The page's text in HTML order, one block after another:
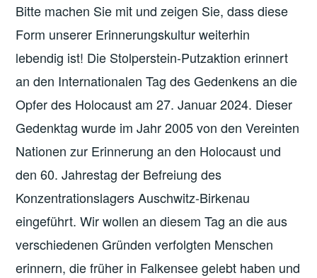
Bitte machen Sie mit und zeigen Sie, dass diese
Form unserer Erinnerungskultur weiterhin
lebendig ist! Die Stolperstein-Putzaktion erinnert
an den Internationalen Tag des Gedenkens an die
Opfer des Holocaust am 27. Januar 2024. Dieser
Gedenktag wurde im Jahr 2005 von den Vereinten
Nationen zur Erinnerung an den Holocaust und
den 60. Jahrestag der Befreiung des
Konzentrationslagers Auschwitz-Birkenau
eingeführt. Wir wollen an diesem Tag an die aus
verschiedenen Gründen verfolgten Menschen
erinnern, die früher in Falkensee gelebt haben und